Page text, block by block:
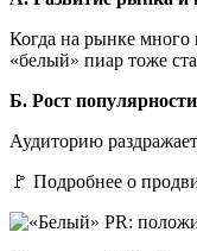
Когда на рынке
«белый» пиар тоже
Б. Рост
Аудиторию
🚩 Подробнее о